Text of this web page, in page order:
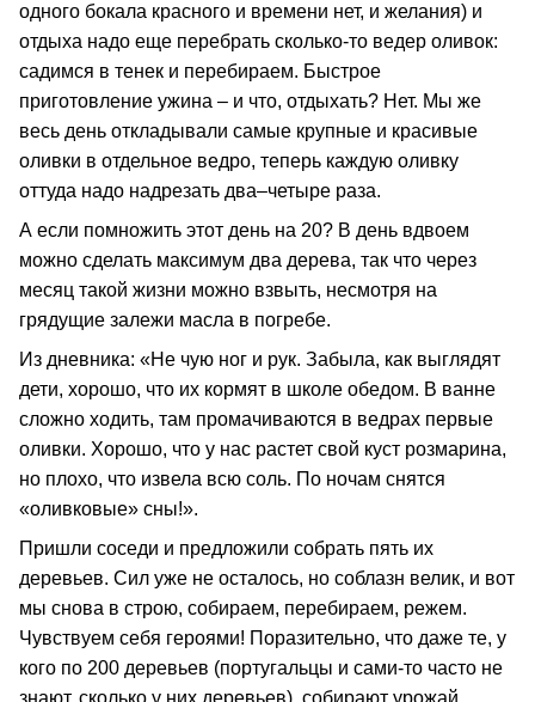
одного бокала красного и времени нет, и желания) и
отдыха надо еще перебрать сколько-то ведер оливок:
садимся в тенек и перебираем. Быстрое
приготовление ужина – и что, отдыхать? Нет. Мы же
весь день откладывали самые крупные и красивые
оливки в отдельное ведро, теперь каждую оливку
оттуда надо надрезать два–четыре раза.
А если помножить этот день на 20? В день вдвоем
можно сделать максимум два дерева, так что через
месяц такой жизни можно взвыть, несмотря на
грядущие залежи масла в погребе.
Из дневника: «Не чую ног и рук. Забыла, как выглядят
дети, хорошо, что их кормят в школе обедом. В ванне
сложно ходить, там промачиваются в ведрах первые
оливки. Хорошо, что у нас растет свой куст розмарина,
но плохо, что извела всю соль. По ночам снятся
«оливковые» сны!».
Пришли соседи и предложили собрать пять их
деревьев. Сил уже не осталось, но соблазн велик, и вот
мы снова в строю, собираем, перебираем, режем.
Чувствуем себя героями! Поразительно, что даже те, у
кого по 200 деревьев (португальцы и сами-то часто не
знают, сколько у них деревьев), собирают урожай